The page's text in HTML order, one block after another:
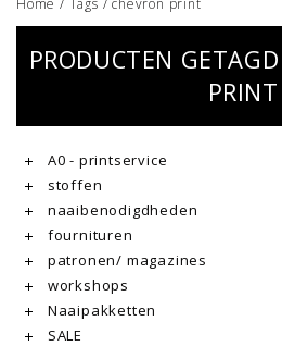
Home / Tags /chevron print
PRODUCTEN
PRINT
A0 - printservice
stoffen
naaibenodigdheden
fournituren
patronen/ magazines
workshops
Naaipakketten
SALE